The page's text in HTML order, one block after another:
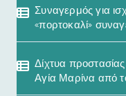
Συναγερμός για
«πορτοκαλί»
Δίχτυα
Αγία Μαρίνα από